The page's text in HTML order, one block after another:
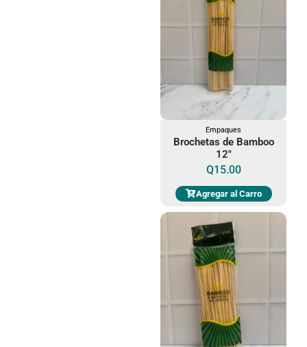
Empaques
Brochetas de Bamboo
12"
Q15.00
Agregar al Carro